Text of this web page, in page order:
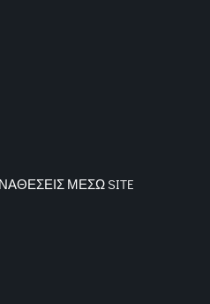
ΜΕΣΩ SITE